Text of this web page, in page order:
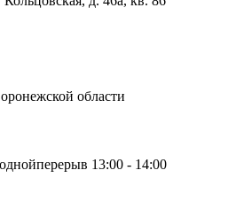
области
13:00 - 14:00